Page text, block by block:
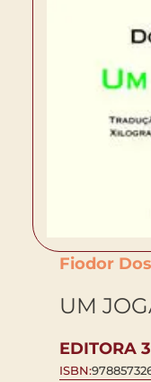
Fiodor
UM
EDITORA
ISBN: